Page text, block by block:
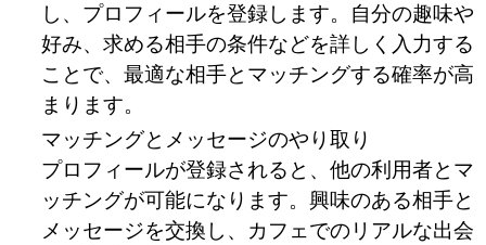
し、プロフィールを登録します。自分の趣味や
好み、求める相手の条件などを詳しく入力する
ことで、最適な相手とマッチングする確率が高
まります。
マッチングとメッセージのやり取り
プロフィールが登録されると、他の利用者とマ
ッチングが可能になります。興味のある相手と
メッセージを交換し、カフェでのリアルな出会